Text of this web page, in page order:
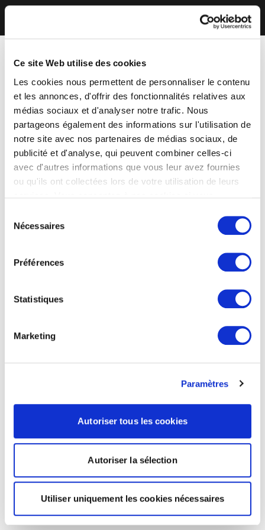
Ce site Web utilise des cookies
Les cookies nous permettent de personnaliser le contenu
et les annonces, d'offrir des fonctionnalités relatives aux
médias sociaux et d'analyser notre trafic. Nous
partageons également des informations sur l'utilisation de
notre site avec nos partenaires de médias sociaux, de
publicité et d'analyse, qui peuvent combiner celles-ci
avec d'autres informations que vous leur avez fournies
ou qu'ils ont collectées lors de votre utilisation de leurs
Nécessaires
Préférences
Statistiques
Marketing
Paramètres
Autoriser tous les cookies
Autoriser la sélection
Utiliser uniquement les cookies nécessaires